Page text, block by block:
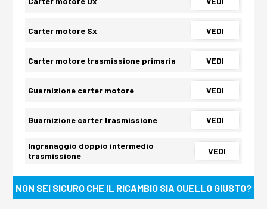
Carter motore Sx VEDI
Carter motore trasmissione primaria VEDI
Guarnizione carter motore VEDI
Guarnizione carter trasmissione VEDI
Ingranaggio doppio intermedio
trasmissione
VEDI
NON SEI SICURO CHE IL RICAMBIO SIA QUELLO GIUSTO?